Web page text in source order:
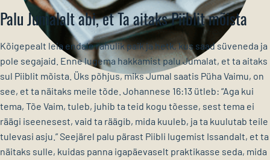
Palu Jumalalt abi, et Ta aitaks Piiblit mõista
Kõigepealt leia endale rahulik paik ja hetk, kus saad süveneda ja
pole segajaid. Enne lugema hakkamist palu Jumalat, et ta aitaks
sul Piiblit mõista. Üks põhjus, miks Jumal saatis Püha Vaimu, on
see, et ta näitaks meile tõde. Johannese 16:13 ütleb: “Aga kui
tema, Tõe Vaim, tuleb, juhib ta teid kogu tõesse, sest tema ei
räägi iseenesest, vaid ta räägib, mida kuuleb, ja ta kuulutab teile
tulevasi asju.” Seejärel palu pärast Piibli lugemist Issandalt, et ta
näitaks sulle, kuidas panna igapäevaselt praktikasse seda, mida